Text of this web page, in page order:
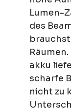
Lumen-
des
akku
scharfe
nicht zu